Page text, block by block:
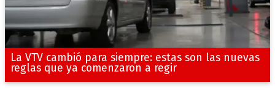
La VTV cambió para siempre: estas son las nuevas
reglas que ya comenzaron a regir